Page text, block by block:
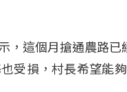
，這個月搶通農路
受損，村長希望能